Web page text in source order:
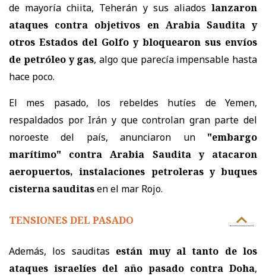
de mayoría chiita, Teherán y sus aliados lanzaron
ataques contra objetivos en Arabia Saudita y
otros Estados del Golfo y bloquearon sus envíos
de petróleo y gas, algo que parecía impensable hasta
hace poco.
El mes pasado, los rebeldes hutíes de Yemen,
respaldados por Irán y que controlan gran parte del
noroeste del país, anunciaron un"embargo
marítimo" contra Arabia Saudita y atacaron
aeropuertos, instalaciones petroleras y buques
cisterna sauditasen el mar Rojo.
TENSIONES DEL PASADO
Además, los sauditas están muy al tanto de los
ataques israelíes del año pasado contra Doha,